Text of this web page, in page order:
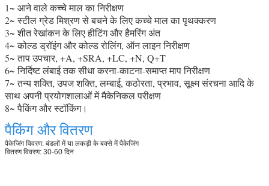
1~ आने वाले कच्चे माल का निरीक्षण
2~ स्टील ग्रेड मिश्रण से बचने के लिए कच्चे माल का पृथक्करण
3~ शीत रेखांकन के लिए हीटिंग और हैमरिंग अंत
4~ कोल्ड ड्रॉइंग और कोल्ड रोलिंग, ऑन लाइन निरीक्षण
5~ ताप उपचार, +A, +SRA, +LC, +N, Q+T
6~ निर्दिष्ट लंबाई तक सीधा करना-काटना-समाप्त माप निरीक्षण
7~ तन्य शक्ति, उपज शक्ति, लम्बाई, कठोरता, प्रभाव, सूक्ष्म संरचना आदि के
साथ अपनी प्रयोगशालाओं में मैकेनिकल परीक्षण
8~ पैकिंग और स्टॉकिंग।
पैकिंग और वितरण
पैकेजिंग विवरण: बंडलों में या लकड़ी के बक्से में पैकेजिंग
वितरण विवरण: 30-60 दिन